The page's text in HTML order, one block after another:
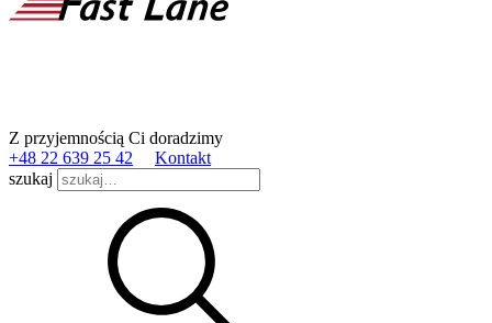
Z przyjemnością Ci doradzimy
+48 22 639 25 42
Kontakt
szukaj